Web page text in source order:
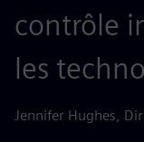
contrôle
les
Jennifer Hughes,